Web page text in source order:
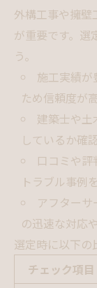
外構工事や擁
が重要です。選
う。
施工実績
ため信頼度が
建築士や
しているか確
口コミや
トラブル事例
アフター
の迅速な対応
選定時に以下の
チェック項目